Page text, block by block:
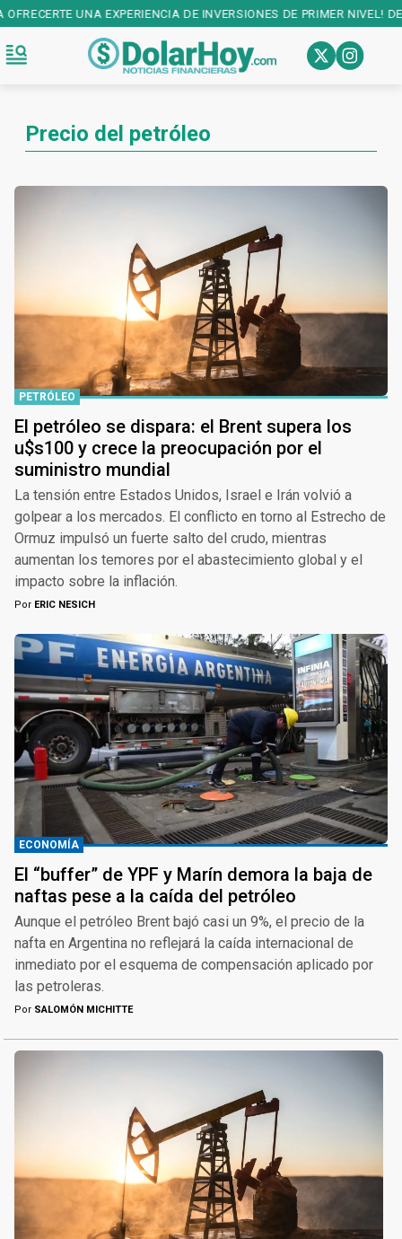
DE INVERSIONES DE PRIMER NIVEL! DESCARGALA EN: PLAY
Precio del petróleo
PETRÓLEO
El petróleo se dispara: el Brent supera los
u$s100 y crece la preocupación por el
suministro mundial
La tensión entre Estados Unidos, Israel e Irán volvió a
golpear a los mercados. El conflicto en torno al Estrecho de
Ormuz impulsó un fuerte salto del crudo, mientras
aumentan los temores por el abastecimiento global y el
impacto sobre la inflación.
Por ERIC NESICH
ECONOMÍA
El “buffer” de YPF y Marín demora la baja de
naftas pese a la caída del petróleo
Aunque el petróleo Brent bajó casi un 9%, el precio de la
nafta en Argentina no reflejará la caída internacional de
inmediato por el esquema de compensación aplicado por
las petroleras.
Por SALOMÓN MICHITTE